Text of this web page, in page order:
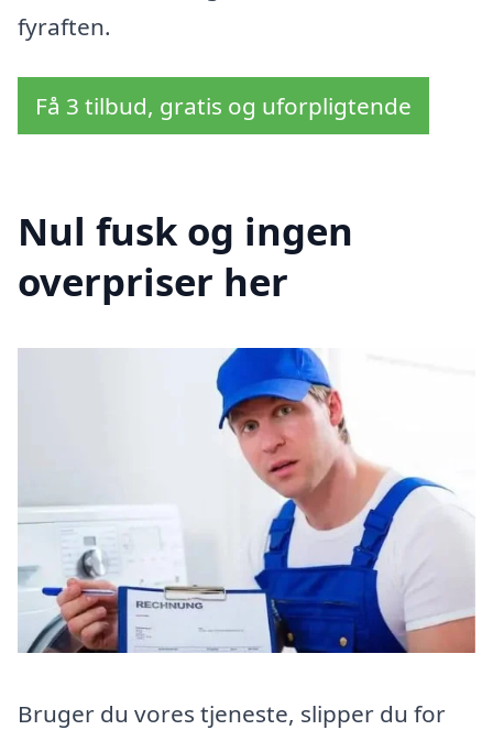
fyraften.
Få 3 tilbud, gratis og uforpligtende
Nul fusk og ingen
overpriser her
Bruger du vores tjeneste, slipper du for